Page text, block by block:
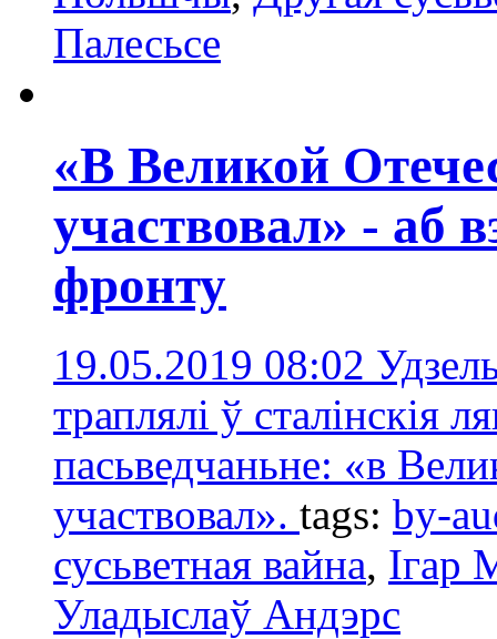
Палесьсe
«В Великой
участвовал» - аб
фронту
19.05.2019 08:02
траплялі ў сталінскія
пасьведчаньне: «в
участвовал». tags: by-
сусьветная вайна, Ігар
Уладыслаў Андэрс